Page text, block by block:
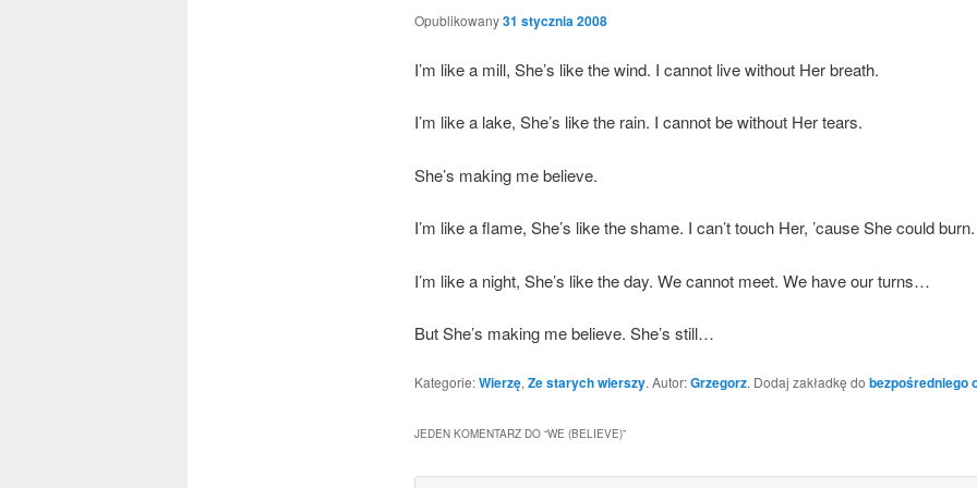
Opublikowany31 stycznia 2008
I’m like a mill, She­’s like the wind. I can­not live witho­ut Her breath.
I’m like a lake, She­’s like the rain. I can­not be witho­ut Her tears.
She­’s making me believe.
I’m like a fla­me, She­’s like the sha­me. I can’t touch Her, ’cau­se She could burn.
I’m like a night, She­’s like the day. We can­not meet. We have our turns…
But She­’s making me belie­ve. She­’s still…
Kategorie:Wierzę, Ze starych wierszy. Autor:Grzegorz. Dodaj zakładkę do bezpośredniego
JEDEN KOMENTARZ DO “WE (BELIEVE)”